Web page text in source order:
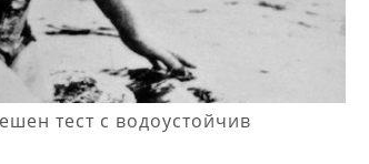
тест с водоустойчив